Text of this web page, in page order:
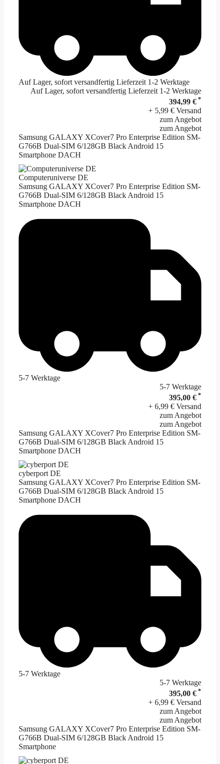
Auf Lager, sofort versandfertig Lieferzeit 1-2 Werktage
Auf Lager, sofort versandfertig Lieferzeit 1-2 Werktage
394,99 € *
+ 5,99 € Versand
zum Angebot
zum Angebot
Samsung GALAXY XCover7 Pro Enterprise Edition SM-
G766B Dual-SIM 6/128GB Black Android 15
Smartphone DACH
Computeruniverse DE
Samsung GALAXY XCover7 Pro Enterprise Edition SM-
G766B Dual-SIM 6/128GB Black Android 15
Smartphone DACH
5-7 Werktage
5-7 Werktage
395,00 € *
+ 6,99 € Versand
zum Angebot
zum Angebot
Samsung GALAXY XCover7 Pro Enterprise Edition SM-
G766B Dual-SIM 6/128GB Black Android 15
Smartphone DACH
cyberport DE
Samsung GALAXY XCover7 Pro Enterprise Edition SM-
G766B Dual-SIM 6/128GB Black Android 15
Smartphone DACH
5-7 Werktage
5-7 Werktage
395,00 € *
+ 6,99 € Versand
zum Angebot
zum Angebot
Samsung GALAXY XCover7 Pro Enterprise Edition SM-
G766B Dual-SIM 6/128GB Black Android 15
Smartphone